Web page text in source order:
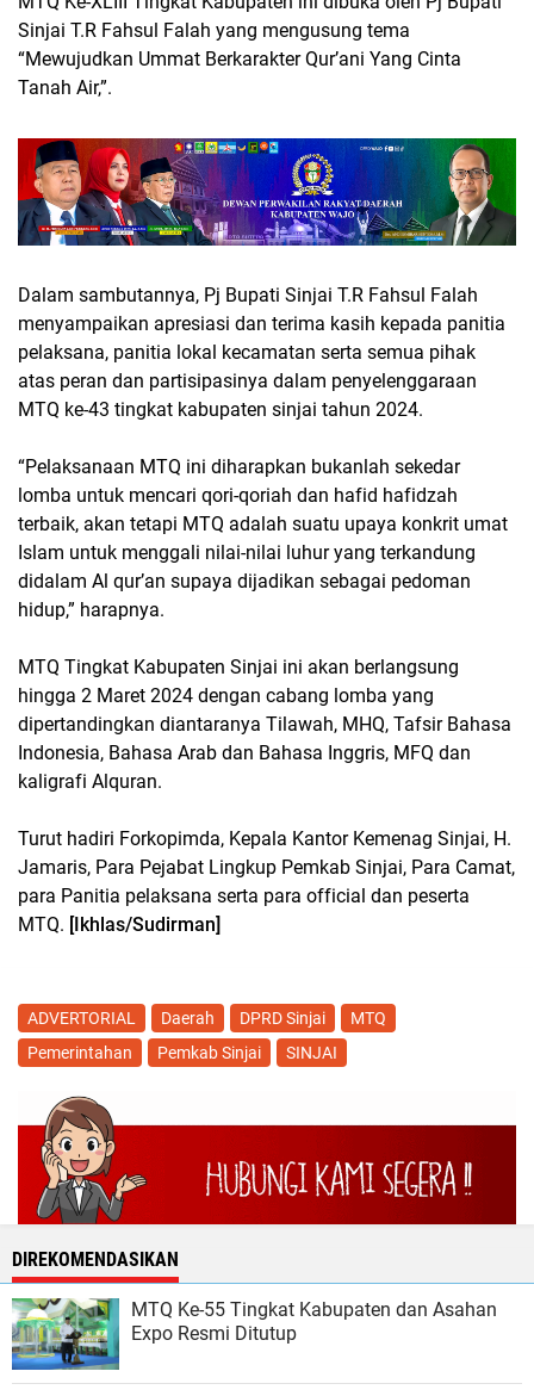
Sinjai T.R Fahsul Falah yang mengusung tema
“Mewujudkan Ummat Berkarakter Qur’ani Yang Cinta
Tanah Air,”.
Dalam sambutannya, Pj Bupati Sinjai T.R Fahsul Falah
menyampaikan apresiasi dan terima kasih kepada panitia
pelaksana, panitia lokal kecamatan serta semua pihak
atas peran dan partisipasinya dalam penyelenggaraan
MTQ ke-43 tingkat kabupaten sinjai tahun 2024.
“Pelaksanaan MTQ ini diharapkan bukanlah sekedar
lomba untuk mencari qori-qoriah dan hafid hafidzah
terbaik, akan tetapi MTQ adalah suatu upaya konkrit umat
Islam untuk menggali nilai-nilai luhur yang terkandung
didalam Al qur’an supaya dijadikan sebagai pedoman
hidup,” harapnya.
MTQ Tingkat Kabupaten Sinjai ini akan berlangsung
hingga 2 Maret 2024 dengan cabang lomba yang
dipertandingkan diantaranya Tilawah, MHQ, Tafsir Bahasa
Indonesia, Bahasa Arab dan Bahasa Inggris, MFQ dan
kaligrafi Alquran.
Turut hadiri Forkopimda, Kepala Kantor Kemenag Sinjai, H.
Jamaris, Para Pejabat Lingkup Pemkab Sinjai, Para Camat,
para Panitia pelaksana serta para official dan peserta
MTQ. [Ikhlas/Sudirman]
ADVERTORIAL Daerah DPRD Sinjai
MTQ
Pemerintahan
Pemkab Sinjai SINJAI
DIREKOMENDASIKAN
MTQ Ke-55 Tingkat Kabupaten dan Asahan
Expo Resmi Ditutup